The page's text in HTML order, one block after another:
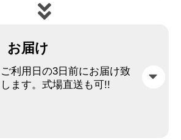
お届け
ご利用日の3日前にお届け致
します。式場直送も可!!